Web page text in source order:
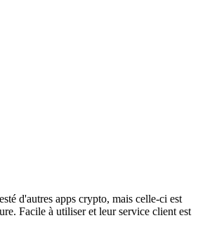
d'autres apps crypto, mais celle-ci est
Facile à utiliser et leur service client est